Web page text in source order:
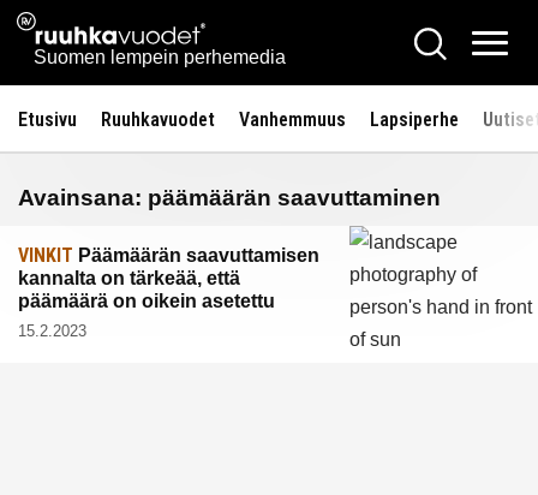
Siirry
sisältöön
Ruuhkavuodet.fi
Suomen lempein perhemedia
Hae
Etusivu Ruuhkavuodet Vanhemmuus Lapsiperhe
Avainsana: päämäärän saavuttaminen
VINKIT Päämäärän saavuttamisen
kannalta on tärkeää, että
päämäärä on oikein asetettu
15.2.2023